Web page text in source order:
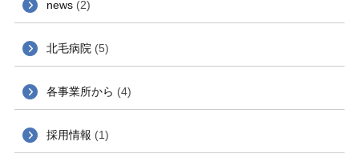
news(2)
北毛病院 (5)
各事業所から (4)
採用情報 (1)